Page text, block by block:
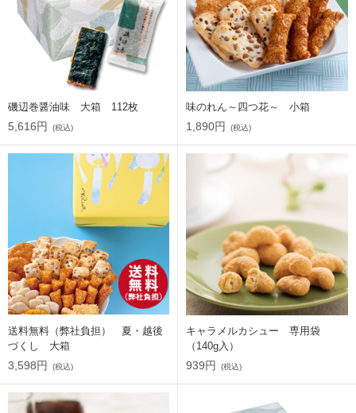
磯辺巻醤油味 大箱 112枚
5,616円 (税込)
味のれん～四つ花～ 小箱
1,890円 (税込)
送料無料（弊社負担） 夏・越後
づくし 大箱
3,598円 (税込)
キャラメルカシュー 専用袋
（140g入）
939円 (税込)